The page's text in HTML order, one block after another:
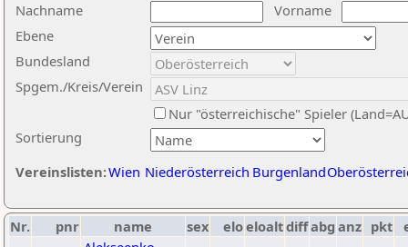
Nachname
Vorname
Ebene
Sortierung
Bundesland
Spgem./Kreis/Verein
Nur "österreichische" Spieler
Vereinslisten:Wien Niederösterreich Burgenland
Nr. pnr name sex eloeloaltdiffabg anz pkt